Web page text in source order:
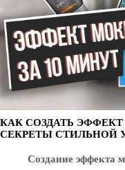
КАК СОЗДАТЬ
СЕКРЕТЫ СТИЛЬНОЙ
Создание эффекта